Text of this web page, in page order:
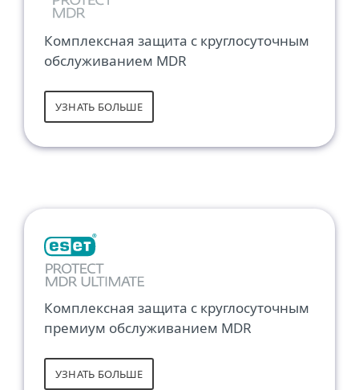
Комплексная защита с круглосуточным
обслуживанием MDR
УЗНАТЬ БОЛЬШЕ
Комплексная защита с круглосуточным
премиум обслуживанием MDR
УЗНАТЬ БОЛЬШЕ